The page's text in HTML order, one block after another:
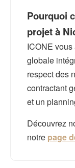
Pourquoi
projet à
ICONE
globale
respect des
contractant
et un
Découvrez
notre page